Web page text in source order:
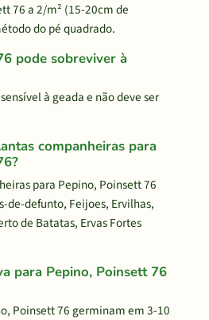
76 a 2/m² (15-20cm de
do pé quadrado.
pode sobreviver à
à geada e não deve ser
companheiras para
para Pepino, Poinsett 76
de-defunto, Feijoes, Ervilhas,
de Batatas, Ervas Fortes
para Pepino, Poinsett 76
Poinsett 76 germinam em 3-10